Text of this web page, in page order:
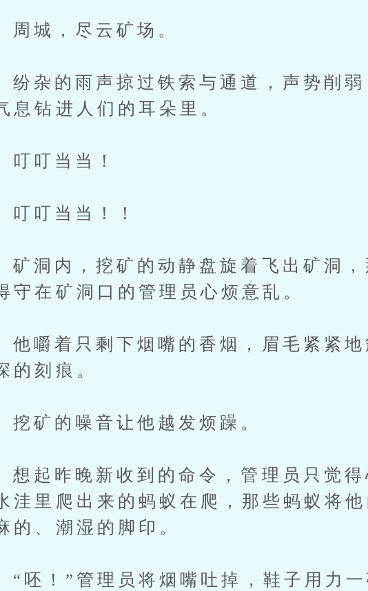
，尽云矿场。
的雨声掠过铁索与通道，声势削弱
息钻进人们的耳朵里。
当当！
当当！！
内，挖矿的动静盘旋着飞出矿洞，
守在矿洞口的管理员心烦意乱。
着只剩下烟嘴的香烟，眉毛紧紧地
的刻痕。
的噪音让他越发烦躁。
昨晚新收到的命令，管理员只觉得
洼里爬出来的蚂蚁在爬，那些蚂蚁将
的、潮湿的脚印。
”管理员将烟嘴吐掉，鞋子用力一